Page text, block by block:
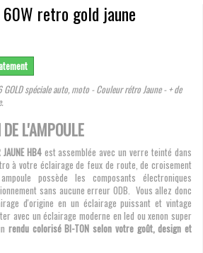
retro gold jaune
spéciale auto, moto - Couleur rétro Jaune - + de
L'AMPOULE
JAUNE HB4 est assemblée avec un verre teinté dans
à votre éclairage de feux de route, de croisement
possède les composants électroniques
sans aucune erreur ODB. Vous allez donc
d'origine en un éclairage puissant et vintage
avec un éclairage moderne en led ou xenon super
rendu colorisé BI-TON selon votre goût, design et